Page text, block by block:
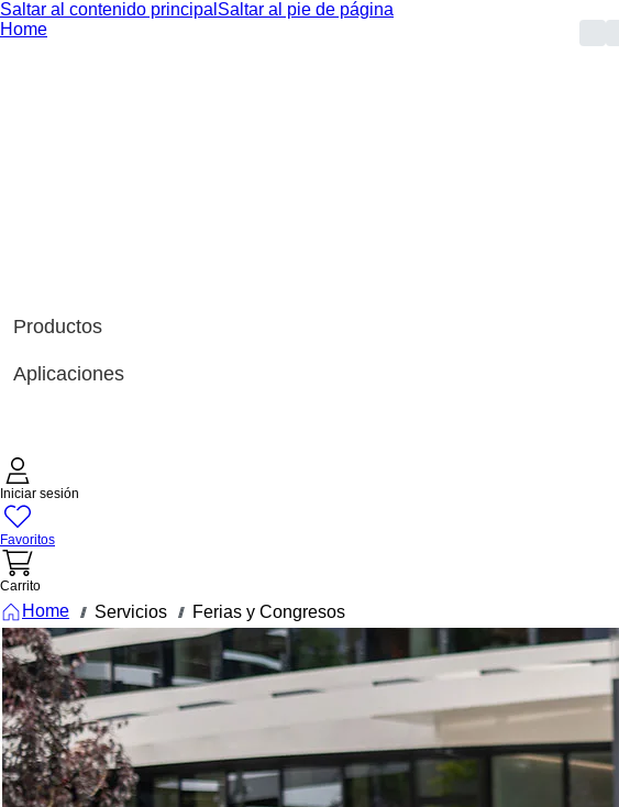
Saltar al contenido principal Saltar al pie de página
Home
Productos
Aplicaciones
Iniciar sesión
Favoritos
Carrito
Home /// Servicios /// Ferias y Congresos